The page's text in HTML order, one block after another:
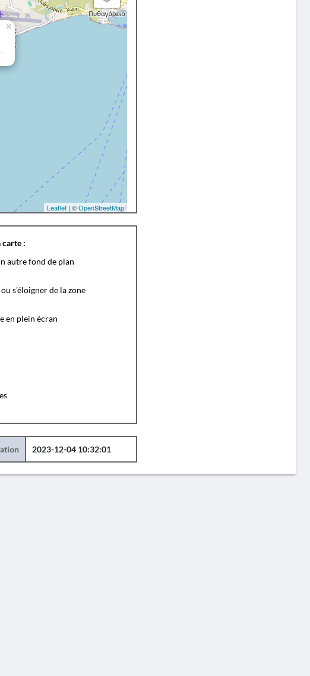
×
Leaflet| ©OpenStreetMap
carte :
autre fond de plan
s'éloigner de la zone
en plein écran
2023-12-04 10:32:01